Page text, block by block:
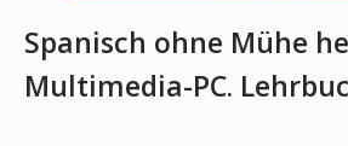
Spanisch ohne Mühe
Multimedia-PC.